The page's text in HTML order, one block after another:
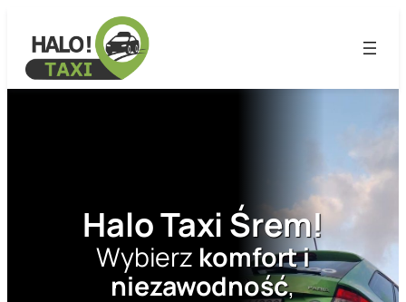
Halo Taxi Śrem!
Wybierz komfort i
niezawodność,